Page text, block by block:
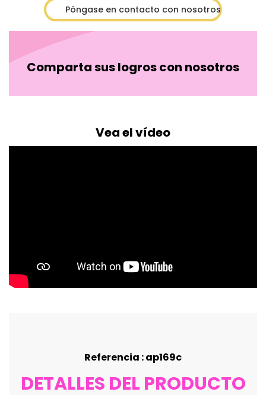
Póngase en contacto con nosotros
Comparta sus logros con nosotros
Vea el vídeo
Referencia : ap169c
DETALLES DEL PRODUCTO